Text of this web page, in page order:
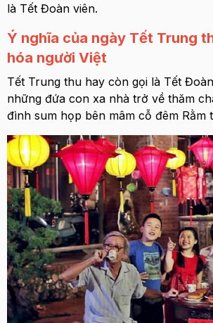
là Tết Đoàn viên.
Ý nghĩa của ngày Tết Trung
hóa người Việt
Tết Trung thu hay còn gọi là Tết
những đứa con xa nhà trở về thăm
đình sum họp bên mâm cỗ đêm Rằm